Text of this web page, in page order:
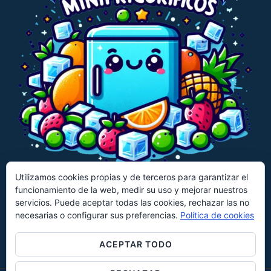
CECOTEC CANDY HISENSE
KLARSTEIN UNIVERSALBLUE
EVVO KESSER
Utilizamos cookies propias y de terceros para garantizar el
funcionamiento de la web, medir su uso y mejorar nuestros
servicios. Puede aceptar todas las cookies, rechazar las no
necesarias o configurar sus preferencias. Política de cookies
ACEPTAR TODO